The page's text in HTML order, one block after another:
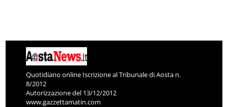
Quotidiano online Iscrizione al Tribunale di Aosta n.
8/2012
Autorizzazione del 13/12/2012
www.gazzettamatin.com